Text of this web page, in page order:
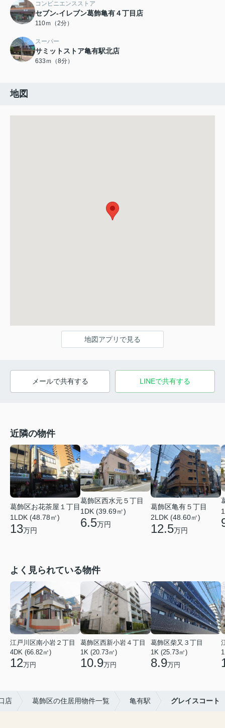
コンビニエンスストア
セブン-イレブン葛飾亀有４丁目店
110ｍ（2分）
スーパー
サミットストア亀有駅北店
633ｍ（8分）
地図
地図アプリで見る
メールで共有する LINEで共有する
近隣の物件
葛飾区お花茶屋１丁目
1LDK (48.78㎡)
13万円
葛飾区西水元５丁目
1DK (39.69㎡)
6.5万円
葛飾区亀有５丁目
2LDK (48.60㎡)
12.5万円
よく見られている物件
江戸川区南小岩２丁目
4DK (66.82㎡)
12万円
葛飾区西新小岩４丁目
1K (20.73㎡)
10.9万円
葛飾区柴又３丁目
1K (25.73㎡)
8.9万円
店 葛飾区の住居用物件一覧 亀有駅 グレイスコート